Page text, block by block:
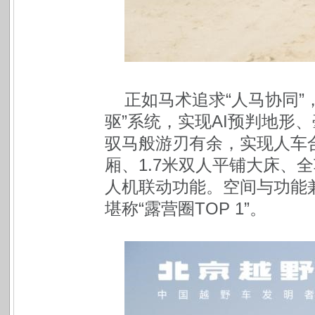
正如马术追求“人马协同
驱”系统，实现AI预判地形
驭马般游刃有余，实现人车
厢、1.7米双人平铺大床、
人机联动功能。空间与功能
堪称“露营圈TOP 1”。